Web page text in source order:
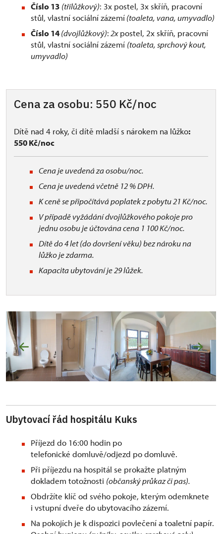
Číslo 13 (třílůžkový): 3x postel, 3x skříň, pracovní
stůl, vlastní sociální zázemí(toaleta, vana, umyvadlo)
Číslo 14(dvojlůžkový):2xpostel, 2x skříň, pracovní
stůl, vlastní sociální zázemí (toaleta, sprchový kout,
umyvadlo)
Cena za osobu: 550 Kč/noc
Dítě nad 4 roky, či dítě mladší s nárokem na lůžko:
550 Kč/noc
Cena je uvedená za osobu/noc.
Cena je uvedená včetně 12 % DPH.
K ceně se připočítává poplatek z pobytu 21 Kč/noc.
V případě vyžádání dvojlůžkového pokoje pro
jednu osobu je účtována cena 1 100 Kč/noc.
Dítě do 4 let (do dovršení věku) bez nároku na
lůžko je zdarma.
Kapacita ubytování je 29 lůžek.
Ubytovací řád hospitálu Kuks
Příjezd do 16:00 hodin po
telefonické domluvě/odjezd po domluvě.
Při příjezdu na hospitál se prokažte platným
dokladem totožnosti (občanský průkaz či pas).
Obdržíte klíč od svého pokoje, kterým odemknete
i vstupní dveře do ubytovacího zázemí.
Na pokojích je k dispozici povlečení a toaletní papír.